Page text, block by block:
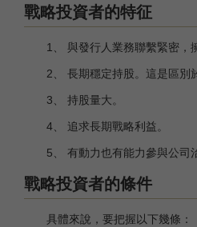
戰略投資者的特征
1、 與發行人業務聯繫緊密，擁
2、 長期穩定持股。這是區別於
3、 持股量大。
4、 追求長期戰略利益。
5、 有動力也有能力參與公司治
戰略投資者的條件
具體來說，要把握以下幾條：